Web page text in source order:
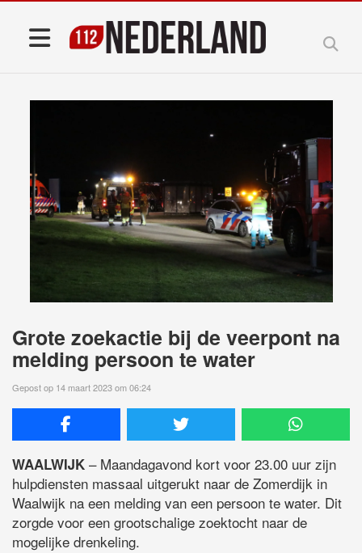
Grote zoekactie bij de veerpont na
melding persoon te water
Gepost op 14 maart 2023 om 06:24
WAALWIJK – Maandagavond kort voor 23.00 uur zijn
hulpdiensten massaal uitgerukt naar de Zomerdijk in
Waalwijk na een melding van een persoon te water. Dit
zorgde voor een grootschalige zoektocht naar de
mogelijke drenkeling.